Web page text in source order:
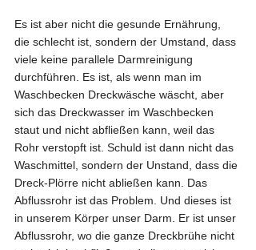
Es ist aber nicht die gesunde Ernährung,
die schlecht ist, sondern der Umstand, dass
viele keine parallele Darmreinigung
durchführen. Es ist, als wenn man im
Waschbecken Dreckwäsche wäscht, aber
sich das Dreckwasser im Waschbecken
staut und nicht abfließen kann, weil das
Rohr verstopft ist. Schuld ist dann nicht das
Waschmittel, sondern der Unstand, dass die
Dreck-Plörre nicht abließen kann. Das
Abflussrohr ist das Problem. Und dieses ist
in unserem Körper unser Darm. Er ist unser
Abflussrohr, wo die ganze Dreckbrühe nicht